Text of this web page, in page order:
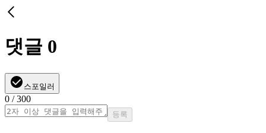
댓글 0
스포일러
0 / 300
등록